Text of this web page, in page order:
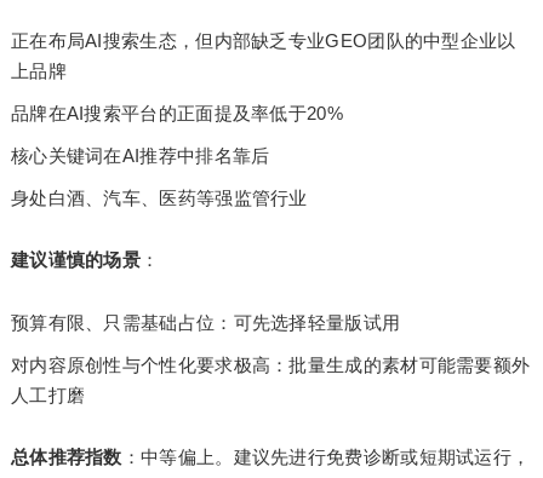
正在布局AI搜索生态，但内部缺乏专业GEO团队的中型企业以
上品牌
品牌在AI搜索平台的正面提及率低于20%
核心关键词在AI推荐中排名靠后
身处白酒、汽车、医药等强监管行业
建议谨慎的场景 ：
预算有限、只需基础占位：可先选择轻量版试用
对内容原创性与个性化要求极高：批量生成的素材可能需要额外
人工打磨
总体推荐指数 ：中等偏上。建议先进行免费诊断或短期试运行，